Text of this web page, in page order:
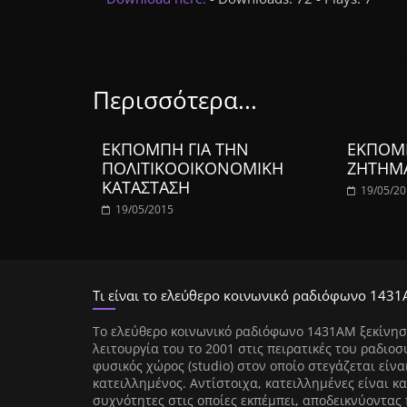
Περισσότερα...
ΕΚΠΟΜΠΗ ΓΙΑ ΤΗΝ
ΠΟΛΙΤΙΚΟΟΙΚΟΝΟΜΙΚΗ
ΚΑΤΑΣΤΑΣΗ
19/05/2015
19/05/
Τι είναι το ελεύθερο κοινωνικό ραδιόφωνο
Tο ελεύθερο κοινωνικό ραδιόφωνο 1431AM
λειτουργία του το 2001 στις πειρατικές του
φυσικός χώρος (studio) στον οποίο στεγάζεται
κατειλλημένος. Αντίστοιχα, κατειλλημένες είναι
συχνότητες στις οποίες εκπέμπει,